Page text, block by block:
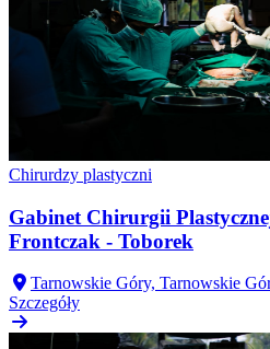
Chirurdzy plastyczni
Gabinet Chirurgii
Frontczak - Toborek
Tarnowskie Góry, Tarnowskie
Szczegóły